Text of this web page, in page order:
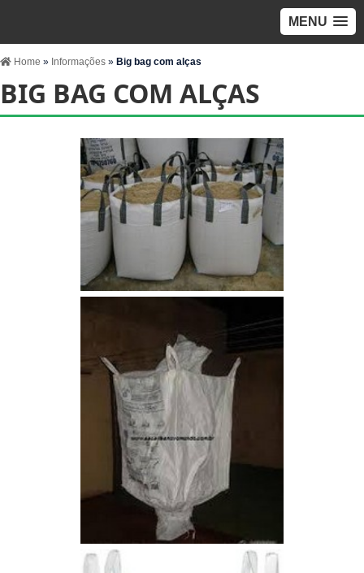
MENU
Home » Informações » Big bag com alças
BIG BAG COM ALÇAS